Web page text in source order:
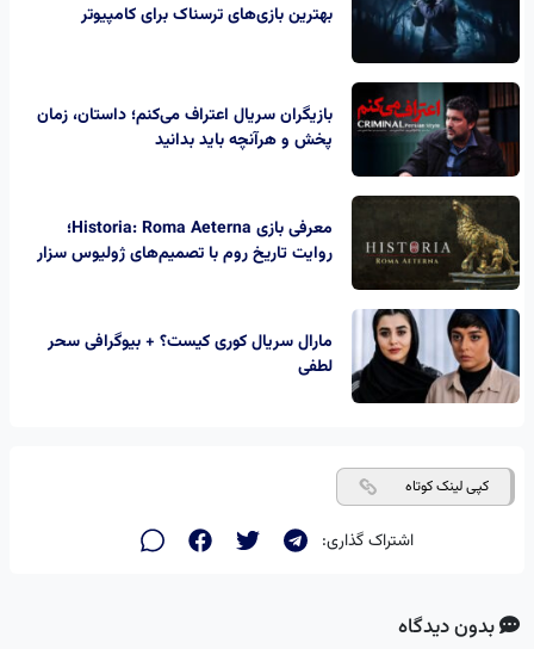
بهترین بازی‌های ترسناک برای کامپیوتر
بازیگران سریال اعتراف می‌کنم؛ داستان، زمان
پخش و هرآنچه باید بدانید
معرفی بازی Historia: Roma Aeterna؛
روایت تاریخ روم با تصمیم‌های ژولیوس سزار
مارال سریال کوری کیست؟ + بیوگرافی سحر
لطفی
کپی لینک کوتاه
اشتراک گذاری:
بدون دیدگاه